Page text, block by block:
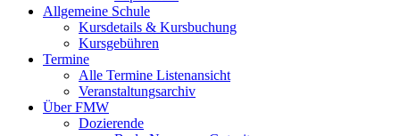
Allgemeine Schule
Kursdetails & Kursbuchung
Kursgebühren
Termine
Alle Termine Listenansicht
Veranstaltungsarchiv
Über FMW
Dozierende